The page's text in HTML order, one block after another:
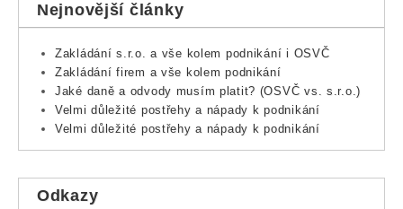
Nejnovější články
Zakládání s.r.o. a vše kolem podnikání i OSVČ
Zakládání firem a vše kolem podnikání
Jaké daně a odvody musím platit? (OSVČ vs. s.r.o.)
Velmi důležité postřehy a nápady k podnikání
Velmi důležité postřehy a nápady k podnikání
Odkazy